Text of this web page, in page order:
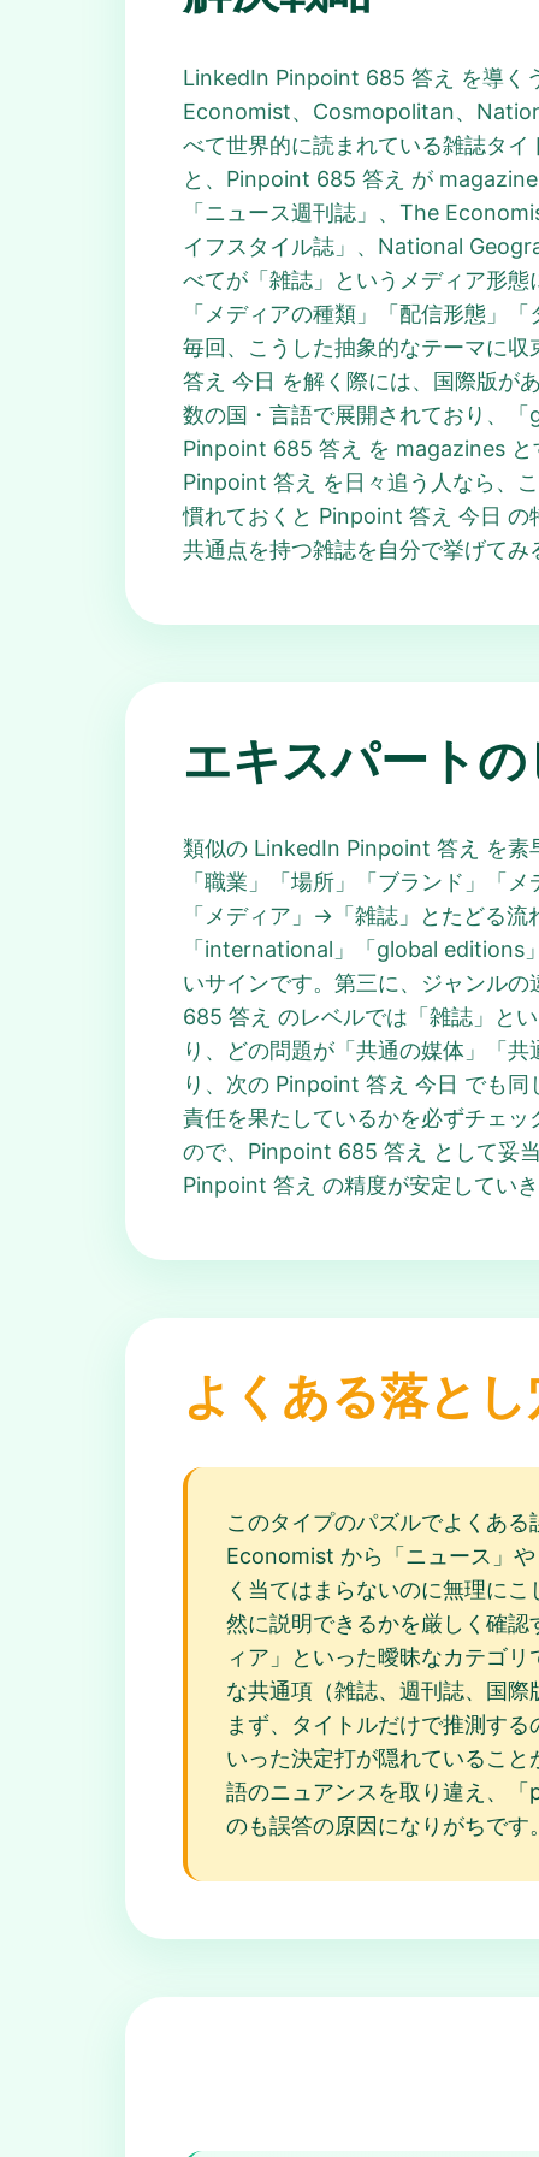
LinkedIn Pinpoint 685 答え を導く
Economist、Cosmopolitan、
べて世界的に読まれている雑誌タ
と、Pinpoint 685 答え が
「ニュース週刊誌」、The
イフスタイル誌」、National
べてが「雑誌」というメディア形
「メディアの種類」「配信形態」
毎回、こうした抽象的なテーマに
答え 今日 を解く際には、国際版が
数の国・言語で展開されており、
Pinpoint 685 答え を magazines と
Pinpoint 答え を日々追う人なら、
慣れておくと Pinpoint 答え 今日
共通点を持つ雑誌を自分で挙げて
エキスパート
類似の LinkedIn Pinpoint 答え を素
「職業」「場所」「ブランド」「
「メディア」→「雑誌」とたどる
「international」「global editions
いサインです。第三に、ジャンル
685 答え のレベルでは「雑誌」と
り、どの問題が「共通の媒体」「
り、次の Pinpoint 答え 今日 でも
責任を果たしているかを必ずチェ
ので、Pinpoint 685 答え として妥
Pinpoint 答え の精度が安定してい
よくある落とし
このタイプのパズルでよくあ
Economist から「ニュース」
く当てはまらないのに無理に
然に説明できるかを厳しく確
ィア」といった曖昧なカテゴ
な共通項（雑誌、週刊誌、国
まず、タイトルだけで推測す
いった決定打が隠れているこ
語のニュアンスを取り違え、
のも誤答の原因になりがちです